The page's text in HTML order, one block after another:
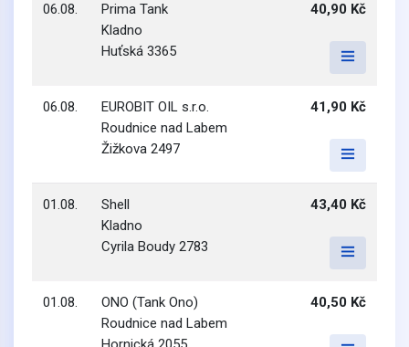
06.08.
Prima Tank
Kladno
Huťská 3365
40,90 Kč
06.08.
EUROBIT OIL s.r.o.
Roudnice nad Labem
Žižkova 2497
41,90 Kč
01.08.
Shell
Kladno
Cyrila Boudy 2783
43,40 Kč
01.08.
ONO (Tank Ono)
Roudnice nad Labem
40,50 Kč